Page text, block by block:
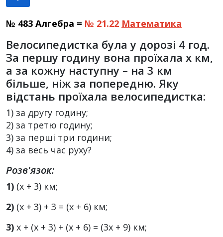
№ 483 Алгебра = № 21.22 Математика
Велосипедистка була у дорозі 4 год.
За першу годину вона проїхала х км,
а за кожну наступну – на 3 км
більше, ніж за попередню. Яку
відстань проїхала велосипедистка:
1) за другу годину;
2) за третю годину;
3) за перші три години;
4) за весь час руху?
Розв'язок:
1) (x + 3) км;
2) (x + 3) + 3 = (x + 6) км;
3) x + (x + 3) + (x + 6) = (3x + 9) км;